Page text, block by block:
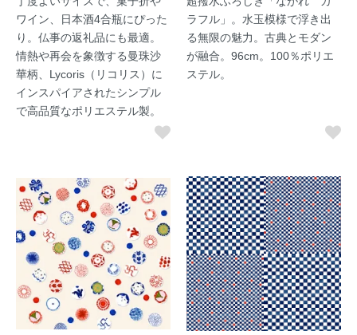
ワイン、日本酒4合瓶にぴった
り。仏事の返礼品にも最適。
情熱や再会を象徴する曼珠沙
華柄、Lycoris（リコリス）に
インスパイアされたシンプル
で高品質なポリエステル製。
ラフル」。水玉模様で浮き出
る無限の魅力。古典とモダン
が融合。96cm。100％ポリエ
ステル。